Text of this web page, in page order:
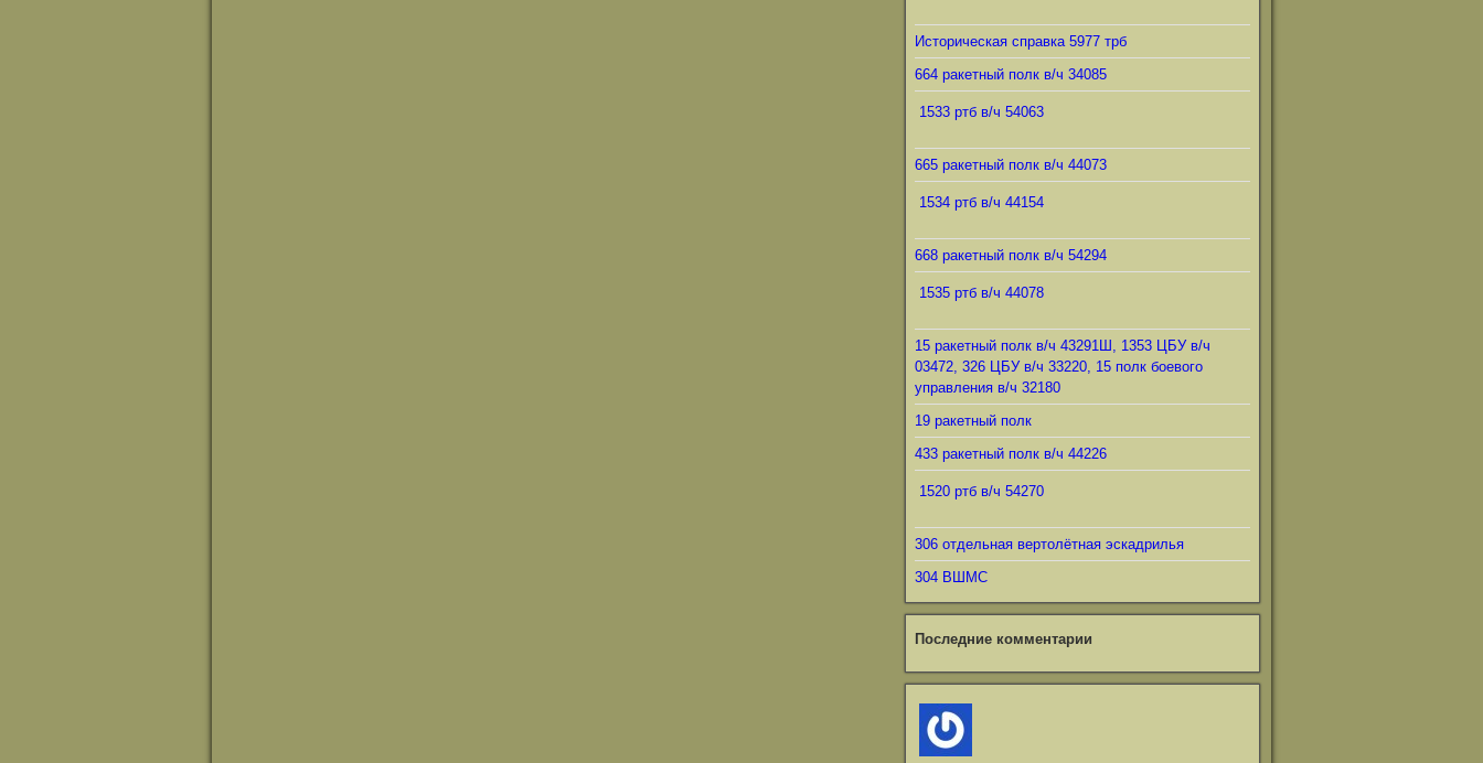
Историческая справка 5977 трб
664 ракетный полк в/ч 34085
1533 ртб в/ч 54063
665 ракетный полк в/ч 44073
1534 ртб в/ч 44154
668 ракетный полк в/ч 54294
1535 ртб в/ч 44078
15 ракетный полк в/ч 43291Ш, 1353 ЦБУ в/ч
03472, 326 ЦБУ в/ч 33220, 15 полк боевого
управления в/ч 32180
19 ракетный полк
433 ракетный полк в/ч 44226
1520 ртб в/ч 54270
306 отдельная вертолётная эскадрилья
304 ВШМС
Последние комментарии